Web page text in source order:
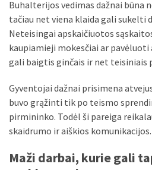
pakeistos
detalės,
bildesys
liko:
atpažinti,
kad
gedimo
niekas
neieškojo
Buhalterijos vedimas dažnai būna
tačiau net viena klaida gali sukelti
Neteisingai apskaičiuotos
kaupiamieji mokesčiai ar
gali baigtis ginčais ir net teisiniais
Gyventojai dažnai prisimena
buvo grąžinti tik po teismo
pirmininko. Todėl ši pareiga
skaidrumo ir aiškios komunikacijos.
Maži darbai, kurie gali